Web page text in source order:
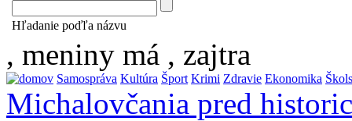
Hľadanie poďľa názvu
, meniny má , zajtra
Samospráva Kultúra Šport Krimi Zdravie Ekonomika
Michalovčania pred